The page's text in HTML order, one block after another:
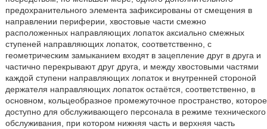
предохранительного элемента зафиксированы от смещения в
направлении периферии, хвостовые части смежно
расположенных направляющих лопаток аксиально смежных
ступеней направляющих лопаток, соответственно, с
геометрическим замыканием входят в зацепление друг в друга и
частично перекрывают друг друга, и между хвостовыми частями
каждой ступени направляющих лопаток и внутренней стороной
держателя направляющих лопаток остаётся, соответственно, в
основном, кольцеобразное промежуточное пространство, которое
доступно для обслуживающего персонала в режиме технического
обслуживания, при котором нижняя часть и верхняя часть